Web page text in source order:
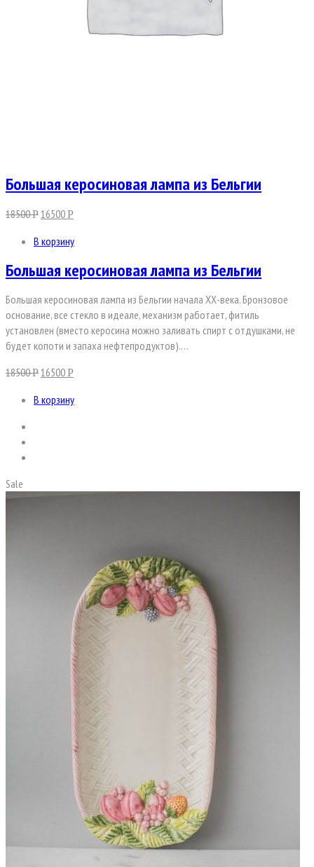
Большая керосиновая лампа из Бельгии
18500Р16500Р
В корзину
Большая керосиновая лампа из Бельгии
Большая керосиновая лампа из Бельгии начала ХХ-века. Бронзовое
основание, все стекло в идеале, механизм работает, фитиль
установлен (вместо керосина можно заливать спирт с отдушками, не
будет копоти и запаха нефтепродуктов).…
18500Р16500Р
В корзину
Sale